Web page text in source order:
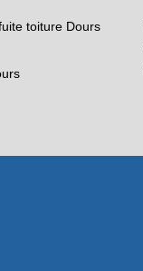
toiture Dours